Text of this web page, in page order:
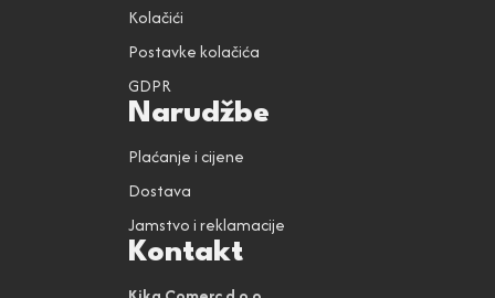
Kolačići
Postavke kolačića
GDPR
Narudžbe
Plaćanje i cijene
Dostava
Jamstvo i reklamacije
Kontakt